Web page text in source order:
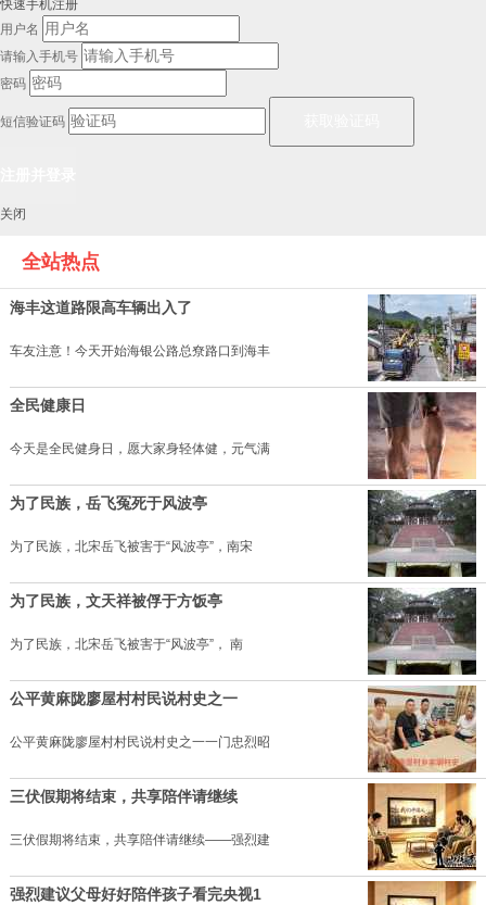
快速手机注册
用户名
请输入手机号
密码
短信验证码
关闭
全站热点
海丰这道路限高车辆出入了
车友注意！今天开始海银公路总尞路口到海丰
全民健康日
今天是全民健身日，愿大家身轻体健，元气满
为了民族，岳飞冤死于风波亭
为了民族，北宋岳飞被害于“风波亭”，南宋
为了民族，文天祥被俘于方饭亭
为了民族，北宋岳飞被害于“风波亭”， 南
公平黄麻陇廖屋村村民说村史之一
公平黄麻陇廖屋村村民说村史之一一门忠烈昭
三伏假期将结束，共享陪伴请继续
三伏假期将结束，共享陪伴请继续——强烈建
强烈建议父母好好陪伴孩子看完央视1